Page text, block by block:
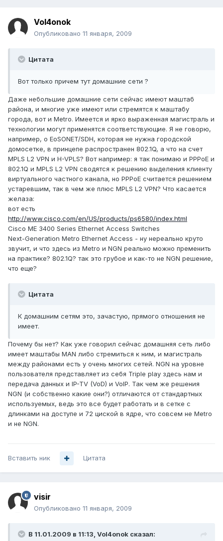
Vol4onok
Опубликовано 11 января, 2009
Цитата
Вот только причем тут домашние сети ?
Даже небольшие домашние сети сейчас имеют маштаб
района, и многие уже имеют или стремятся к маштабу
города, вот и Metro. Имеется и ярко выраженная магистраль и
технологии могут применятся соответствующие. Я не говорю,
например, о EoSONET/SDH, которая не нужна городской
домосетке, в принцепе распространен 802.1Q, а что на счет
MPLS L2 VPN и H-VPLS? Вот например: я так понимаю и PPPoE и
802.1Q и MPLS L2 VPN сводятся к решению выделения клиенту
виртуального частного канала, но PPPoE считается решением
устаревшим, так в чем же плюс MPLS L2 VPN? Что касается
желаза:
вот есть
http://www.cisco.com/en/US/products/ps6580/index.html
Cisco ME 3400 Series Ethernet Access Switches
Next-Generation Metro Ethernet Access - ну нереально круто
звучит, и что здесь из Metro и NGN реально можно пременить
на практике? 802.1Q? так это грубое и как-то не NGN решение,
что еще?
Цитата
К домашним сетям это, зачастую, прямого отношения не
имеет.
Почему бы нет? Как уже говорил сейчас домашняя сеть либо
имеет маштабы MAN либо стремиться к ним, и магистраль
между районами есть у очень многих сетей. NGN на уровне
пользователя представляет из себя Triple play здесь нам и
передача данных и IP-TV (VoD) и VoIP. Так чем же решения
NGN (и собственно какие они?) отличаются от стандартных
используемых, ведь это все будет работать и в сетке с
длинками на доступе и 72 циской в ядре, что совсем не Metro
и не NGN.
Вставить ник Цитата
visir
Опубликовано 11 января, 2009
В 11.01.2009 в 11:13, Vol4onok сказал: